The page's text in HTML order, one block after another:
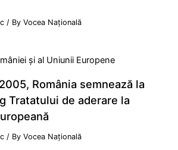
/ ByVocea Națională
România semnează la
Tratatului de aderare la
/ ByVocea Națională